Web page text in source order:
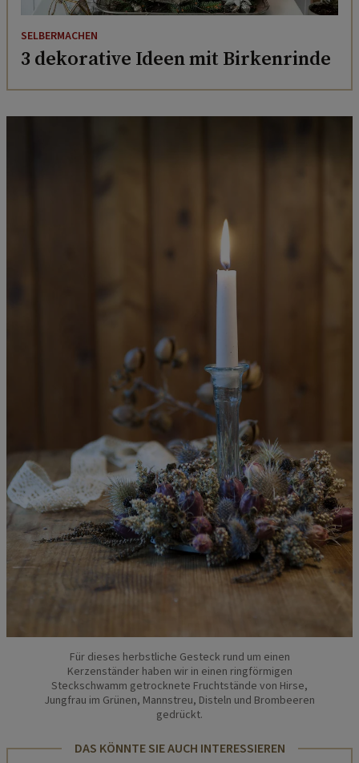
SELBERMACHEN
3 dekorative Ideen mit Birkenrinde
Für dieses herbstliche Gesteck rund um einen
Kerzenständer haben wir in einen ringförmigen
Steckschwamm getrocknete Fruchtstände von Hirse,
Jungfrau im Grünen, Mannstreu, Disteln und Brombeeren
gedrückt.
DAS KÖNNTE SIE AUCH INTERESSIEREN